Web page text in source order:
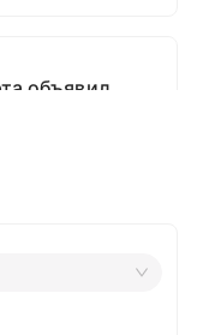
объявил